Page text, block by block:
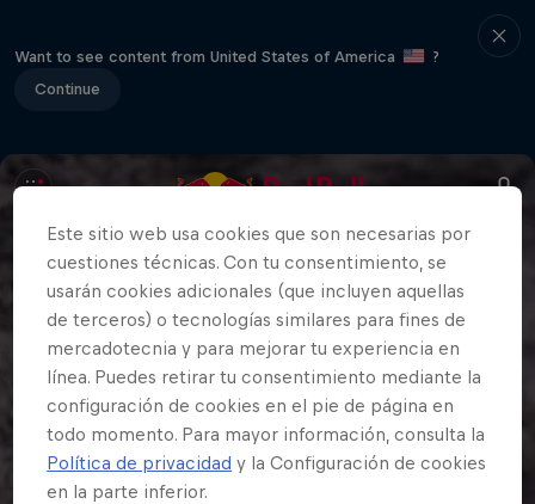
Want to see content from United States of America
?
Continue
Este sitio web usa cookies que son necesarias por
cuestiones técnicas. Con tu consentimiento, se
usarán cookies adicionales (que incluyen aquellas
de terceros) o tecnologías similares para fines de
mercadotecnia y para mejorar tu experiencia en
línea. Puedes retirar tu consentimiento mediante la
configuración de cookies en el pie de página en
todo momento. Para mayor información, consulta la
Política de privacidad y la Configuración de cookies
en la parte inferior.